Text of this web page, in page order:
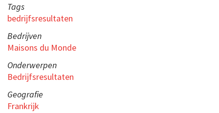
Tags
bedrijfsresultaten
Bedrijven
Maisons du Monde
Onderwerpen
Bedrijfsresultaten
Geografie
Frankrijk